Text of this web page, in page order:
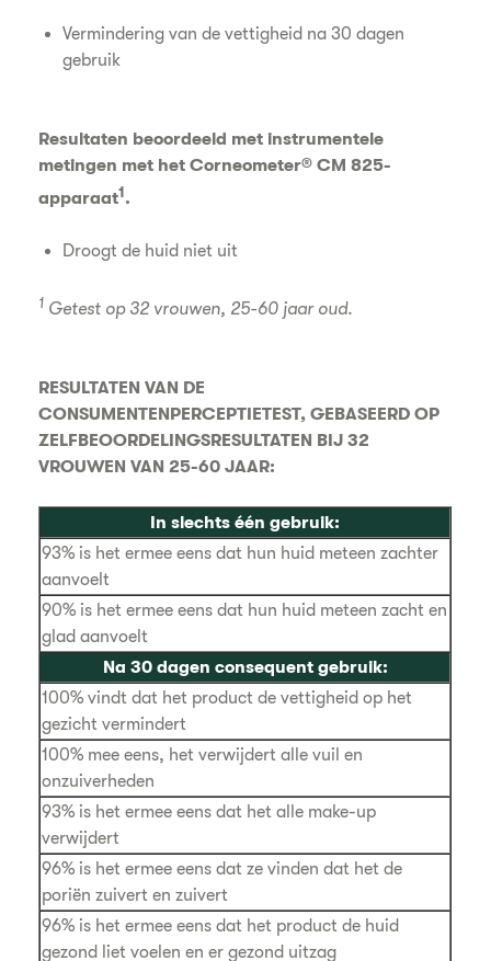
Vermindering van de vettigheid na 30 dagen
gebruik
Resultaten beoordeeld met instrumentele
metingen met het Corneometer® CM 825-
apparaat1.
Droogt de huid niet uit
1 Getest op 32 vrouwen, 25-60 jaar oud.
RESULTATEN VAN DE
CONSUMENTENPERCEPTIETEST, GEBASEERD OP
ZELFBEOORDELINGSRESULTATEN BIJ 32
VROUWEN VAN 25-60 JAAR:
In slechts één gebruik:
93% is het ermee eens dat hun huid meteen zachter
aanvoelt
90% is het ermee eens dat hun huid meteen zacht en
glad aanvoelt
Na 30 dagen consequent gebruik:
100% vindt dat het product de vettigheid op het
gezicht vermindert
100% mee eens, het verwijdert alle vuil en
onzuiverheden
93% is het ermee eens dat het alle make-up
verwijdert
96% is het ermee eens dat ze vinden dat het de
poriën zuivert en zuivert
96% is het ermee eens dat het product de huid
gezond liet voelen en er gezond uitzag